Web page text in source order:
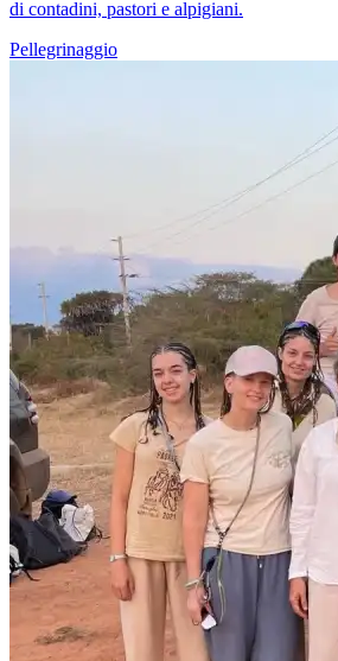
di contadini, pastori e alpigiani.
Pellegrinaggio